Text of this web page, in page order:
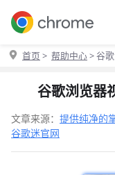
首页 > 帮助中心> 谷
谷歌浏览器
文章来源： 提供纯净的
谷歌迷官网